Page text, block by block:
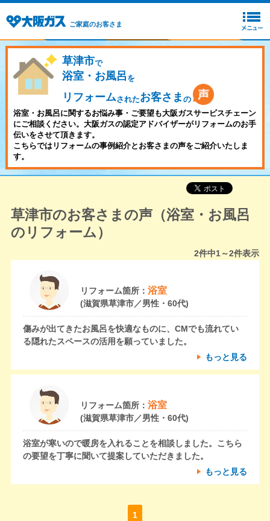
ご家庭のお客さま
草津市で
浴室・お風呂 を
リフォームされたお客さま の
浴室・お風呂に関するお悩み事・ご要望も大阪ガスサービスチェーン
にご相談ください。大阪ガスの認定アドバイザーがリフォームのお手
伝いをさせて頂きます。
こちらではリフォームの事例紹介とお客さまの声をご紹介いたしま
す。
草津市のお客さまの声（浴室・お風呂
のリフォーム）
2件中1～2件表示
リフォーム箇所： 浴室
(滋賀県草津市／男性・60代)
傷みが出てきたお風呂を快適なものに、CMでも流れてい
る隠れたスペースの活用を願っていました。
もっと見る
リフォーム箇所： 浴室
(滋賀県草津市／男性・60代)
浴室が寒いので暖房を入れることを相談しました。こちら
の要望を丁寧に聞いて提案していただきました。
もっと見る
1